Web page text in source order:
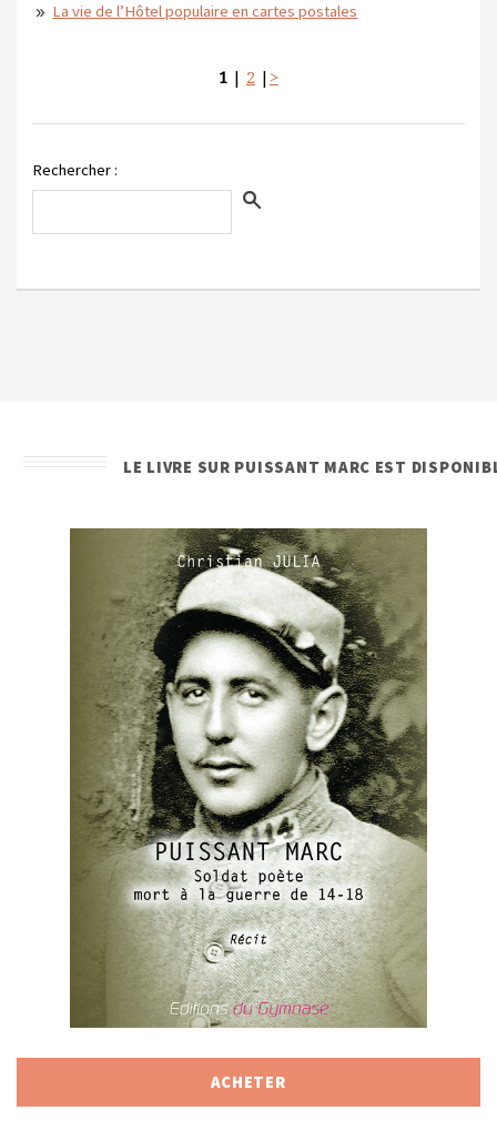
La vie de l’Hôtel populaire en cartes postales
1 | 2 | >
Rechercher :
LE LIVRE SUR PUISSANT MARC EST
ACHETER